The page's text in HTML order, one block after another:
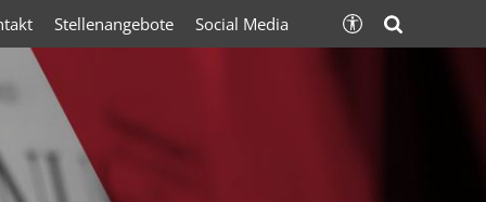
Stellenangebote Social Media